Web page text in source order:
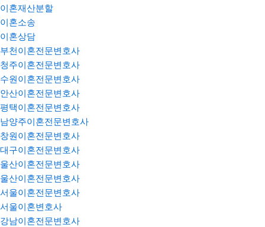
이혼재산분할
이혼소송
이혼상담
부천이혼전문변호사
청주이혼전문변호사
수원이혼전문변호사
안산이혼전문변호사
평택이혼전문변호사
남양주이혼전문변호사
창원이혼전문변호사
대구이혼전문변호사
울산이혼전문변호사
울산이혼전문변호사
서울이혼전문변호사
서울이혼변호사
강남이혼전문변호사